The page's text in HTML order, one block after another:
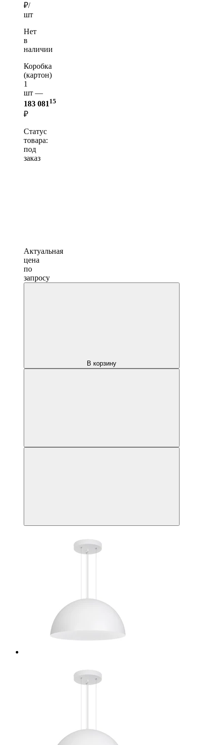
₽/
шт
Нет
в
наличии
Коробка
(картон)
1
шт —
183 081 15
₽
Статус
товара:
под
заказ
Актуальная
цена
по
запросу
В корзину